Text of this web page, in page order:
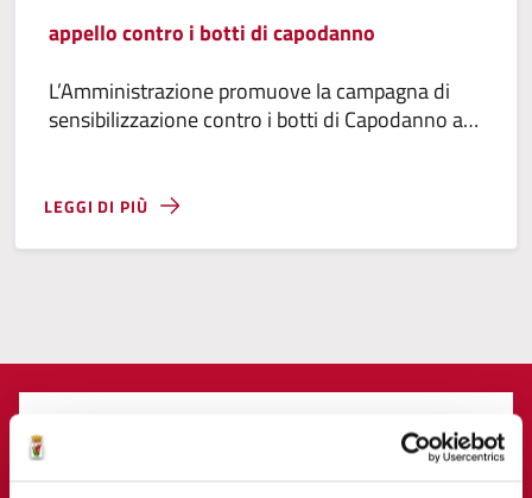
appello contro i botti di capodanno
L’Amministrazione promuove la campagna di
sensibilizzazione contro i botti di Capodanno a
LEGGI DI PIÙ
Quanto sono chiare le informazioni su questa
pagina?